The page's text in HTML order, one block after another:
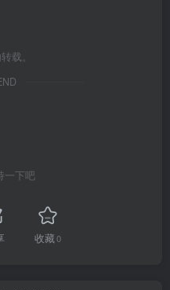
载。
一下吧
收藏0